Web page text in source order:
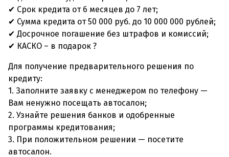
✔ Срок кредита от 6 месяцев до 7 лет;
✔ Сумма кредита от 50 000 руб. до 10 000 000 рублей;
✔ Досрочное погашение без штрафов и комиссий;
✔ КАСКО – в подарок ?
Для получение предварительного решения по
кредиту:
1. Заполните заявку с менеджером по телефону —
Вам ненужно посещать автосалон;
2. Узнайте решения банков и одобренные
программы кредитования;
3. При положительном решении — посетите
автосалон.